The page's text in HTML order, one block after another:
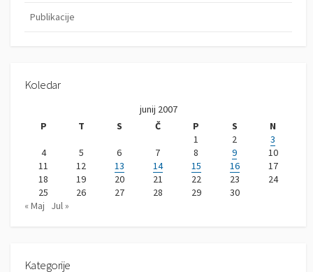
Publikacije
Koledar
junij 2007
P
T S Č P S
N
1
2
3
4
5 6 7 8 9
10
11
12 13 14 15 16
17
18
19 20 21 22 23
24
25
26 27 28 29
30
« Maj
Jul »
Kategorije